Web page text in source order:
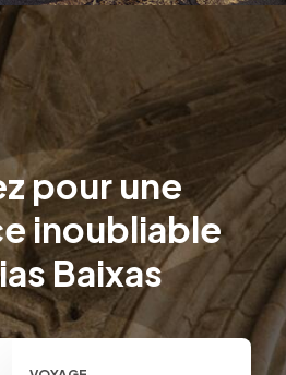
pour une
inoubliable
Baixas